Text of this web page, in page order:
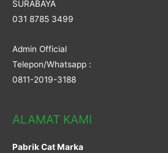
SURABAYA
031 8785 3499
Admin Official
Telepon/Whatsapp :
0811-2019-3188
ALAMAT KAMI
Pabrik Cat Marka